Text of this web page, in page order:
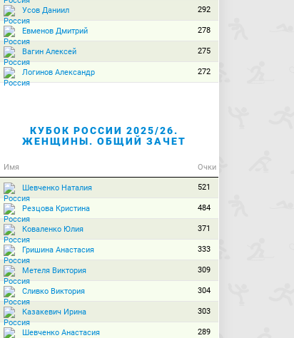
Усов Даниил 292
Евменов Дмитрий 278
Вагин Алексей 275
Логинов Александр 272
КУБОК РОССИИ 2025/26.
ЖЕНЩИНЫ. ОБЩИЙ ЗАЧЕТ
Имя Очки
Шевченко Наталия 521
Резцова Кристина 484
Коваленко Юлия 371
Гришина Анастасия 333
Метеля Виктория 309
Сливко Виктория 304
Казакевич Ирина 303
Шевченко Анастасия 289